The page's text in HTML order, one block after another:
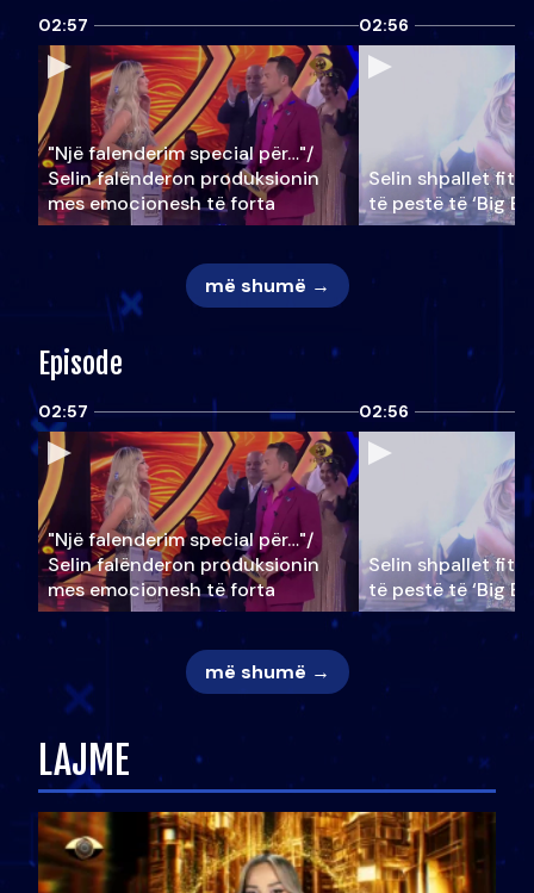
02:57
"Një falenderim special për…"/
Selin falënderon produksionin
mes emocionesh të forta
02:56
Selin shpallet
të pestë të ‘Big
më shumë →
Episode
02:57
"Një falenderim special për…"/
Selin falënderon produksionin
mes emocionesh të forta
02:56
Selin shpallet
të pestë të ‘Big
më shumë →
LAJME